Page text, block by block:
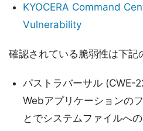
KYOCERA Command
Vulnerability
確認されている脆弱性は下記
パストラバーサル
Webアプリケーションの
とでシステムファイルへ